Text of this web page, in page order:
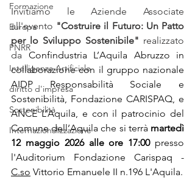
Formazione
Europa
PNRR
Intelligenza Artificiale
diritto d'impresa
Sostenibilità
Internazionalizzazione
Invitiamo le Aziende Associate
all'evento "Costruire il Futuro: Un Patto
per lo Sviluppo Sostenibile" realizzato
da Confindustria L’Aquila Abruzzo in
collaborazione con il gruppo nazionale
AIDP Responsabilità Sociale e
Sostenibilità, Fondazione CARISPAQ, e
ANCE L’Aquila, e con il patrocinio del
Comune dell’Aquila che si terrà martedì
12 maggio 2026 alle ore 17:00 presso
C.so